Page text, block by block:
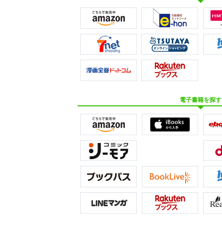
電子書籍を探す